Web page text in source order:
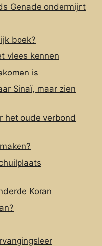
Genade ondermijnt
boek?
vlees kennen
is
Sinaï, maar zien
het oude verbond
Koran